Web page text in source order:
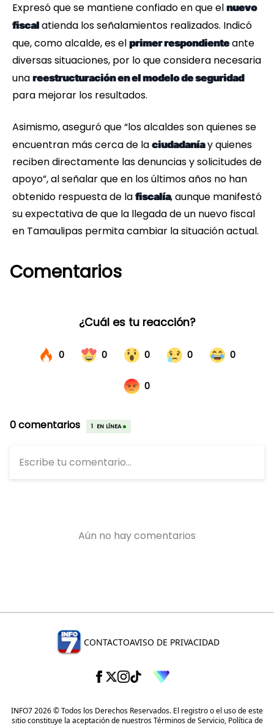
Expresó que se mantiene confiado en que el nuevo
fiscal atienda los señalamientos realizados. Indicó
que, como alcalde, es el primer respondienteante
diversas situaciones, por lo que considera necesaria
una reestructuración en el modelo de seguridad
para mejorar los resultados.
Asimismo, aseguró que “los alcaldes son quienes se
encuentran más cerca de la ciudadaníay quienes
reciben directamente las denuncias y solicitudes de
apoyo”, al señalar que en los últimos años no han
obtenido respuesta de la fiscalía, aunque manifestó
su expectativa de que la llegada de un nuevo fiscal
en Tamaulipas permita cambiar la situación actual.
Comentarios
CONTACTOAVISO DE PRIVACIDAD
INFO7 2026 © Todos los Derechos Reservados. El registro o el uso de este
sitio constituye la aceptación de nuestrosTérminos de Servicio, Política de